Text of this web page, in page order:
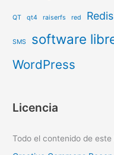
QT qt4 raiserfs red Redis
SMS software
WordPress
Licencia
Todo el contenido de